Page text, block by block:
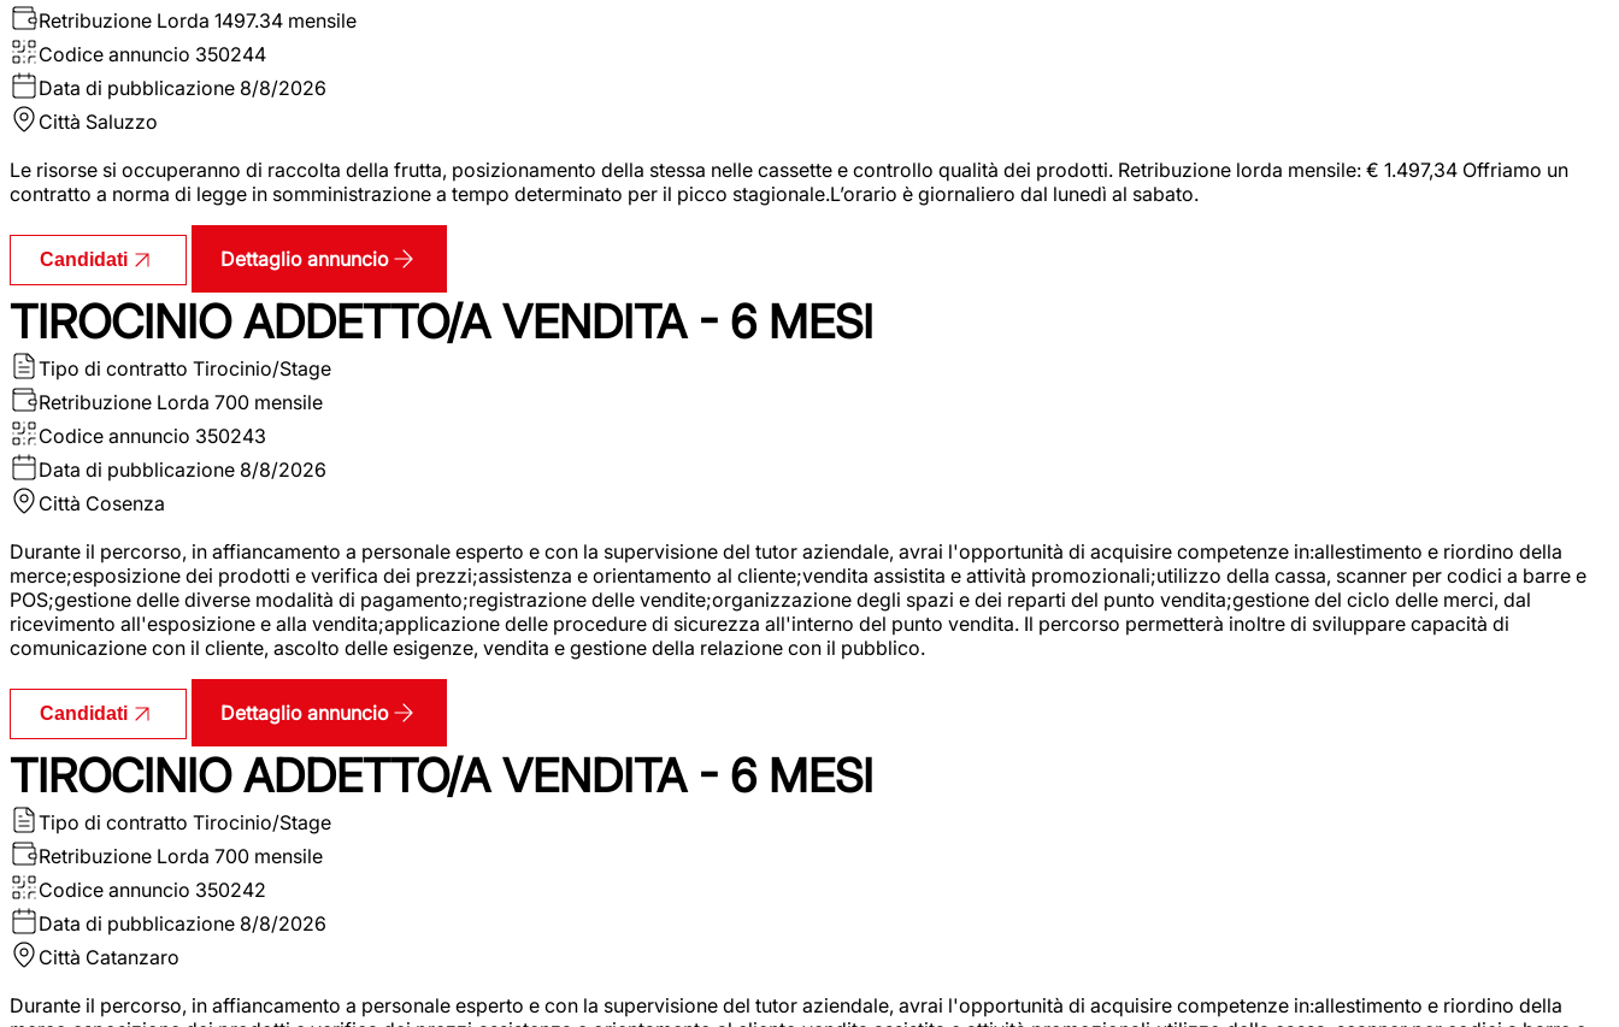
Retribuzione Lorda 1497.34 mensile
Codice annuncio 350244
Data di pubblicazione 8/8/2026
Città Saluzzo
Le risorse si occuperanno di raccolta della frutta, posizionamento della stessa nelle cassette e controllo qualità dei prodotti. Retribuzione lorda mensile: € 1.497,34 Offriamo un
contratto a norma di legge in somministrazione a tempo determinato per il picco stagionale.L’orario è giornaliero dal lunedì al sabato.
Candidati Dettaglio annuncio
TIROCINIO ADDETTO/A VENDITA - 6 MESI
Tipo di contratto Tirocinio/Stage
Retribuzione Lorda 700 mensile
Codice annuncio 350243
Data di pubblicazione 8/8/2026
Città Cosenza
Durante il percorso, in affiancamento a personale esperto e con la supervisione del tutor aziendale, avrai l'opportunità di acquisire competenze in:allestimento e riordino della
merce;esposizione dei prodotti e verifica dei prezzi;assistenza e orientamento al cliente;vendita assistita e attività promozionali;utilizzo della cassa, scanner per codici a barre e
POS;gestione delle diverse modalità di pagamento;registrazione delle vendite;organizzazione degli spazi e dei reparti del punto vendita;gestione del ciclo delle merci, dal
ricevimento all'esposizione e alla vendita;applicazione delle procedure di sicurezza all'interno del punto vendita. Il percorso permetterà inoltre di sviluppare capacità di
comunicazione con il cliente, ascolto delle esigenze, vendita e gestione della relazione con il pubblico.
Candidati Dettaglio annuncio
TIROCINIO ADDETTO/A VENDITA - 6 MESI
Tipo di contratto Tirocinio/Stage
Retribuzione Lorda 700 mensile
Codice annuncio 350242
Data di pubblicazione 8/8/2026
Città Catanzaro
Durante il percorso, in affiancamento a personale esperto e con la supervisione del tutor aziendale, avrai l'opportunità di acquisire competenze in:allestimento e riordino della